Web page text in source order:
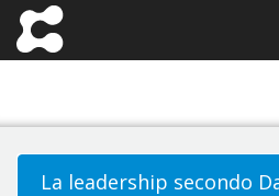
La leadership secondo